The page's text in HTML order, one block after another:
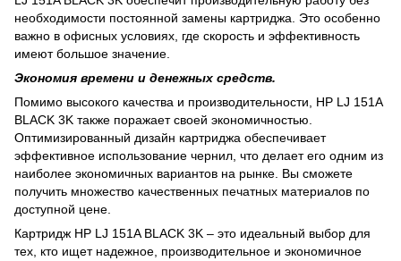
необходимости постоянной замены картриджа. Это особенно
важно в офисных условиях, где скорость и эффективность
имеют большое значение.
Экономия времени и денежных средств.
Помимо высокого качества и производительности, HP LJ 151A
BLACK 3K также поражает своей экономичностью.
Оптимизированный дизайн картриджа обеспечивает
эффективное использование чернил, что делает его одним из
наиболее экономичных вариантов на рынке. Вы сможете
получить множество качественных печатных материалов по
доступной цене.
Картридж HP LJ 151A BLACK 3K – это идеальный выбор для
тех, кто ищет надежное, производительное и экономичное